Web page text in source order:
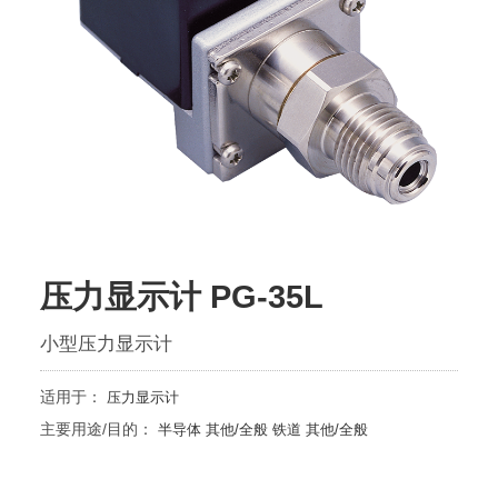
压力显示计 PG-35L
小型压力显示计
适用于： 压力显示计
主要用途/目的： 半导体 其他/全般 铁道 其他/全般